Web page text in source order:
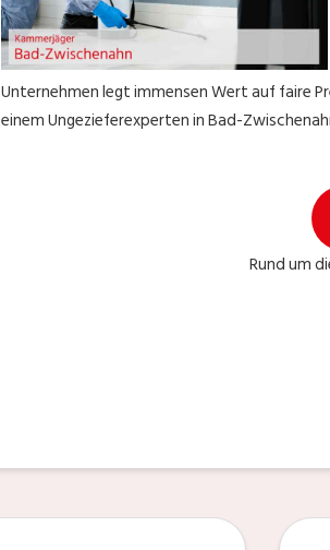
Unternehmen legt immensen Wert auf faire
einem Ungezieferexperten in Bad-
Rund um